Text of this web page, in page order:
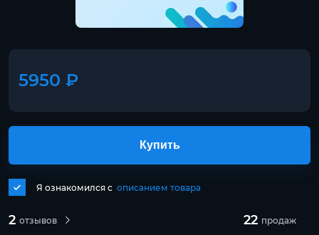
5950 ₽
2 отзывов 22 продаж
Я ознакомился с описанием товара
Купить